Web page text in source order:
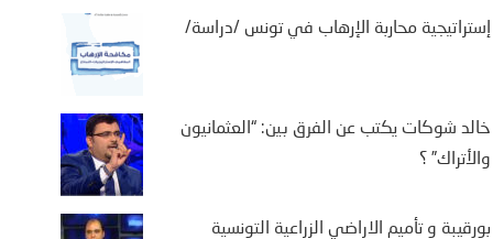
إستراتيجية محاربة الإرهاب في تونس /دراسة/
خالد شوكات يكتب عن الفرق بين: “العثمانيون
والأتراك” ؟
بورقيبة و تأميم الاراضي الزراعية التونسية